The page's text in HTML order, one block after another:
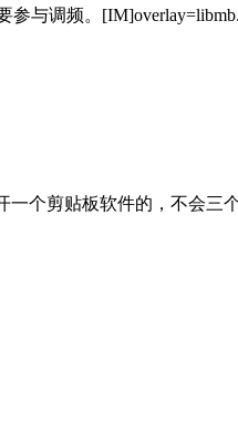
与调频。
个剪贴板软件的，不会三